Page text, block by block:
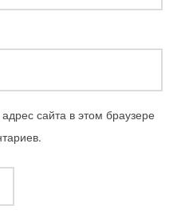
сайта в этом браузере